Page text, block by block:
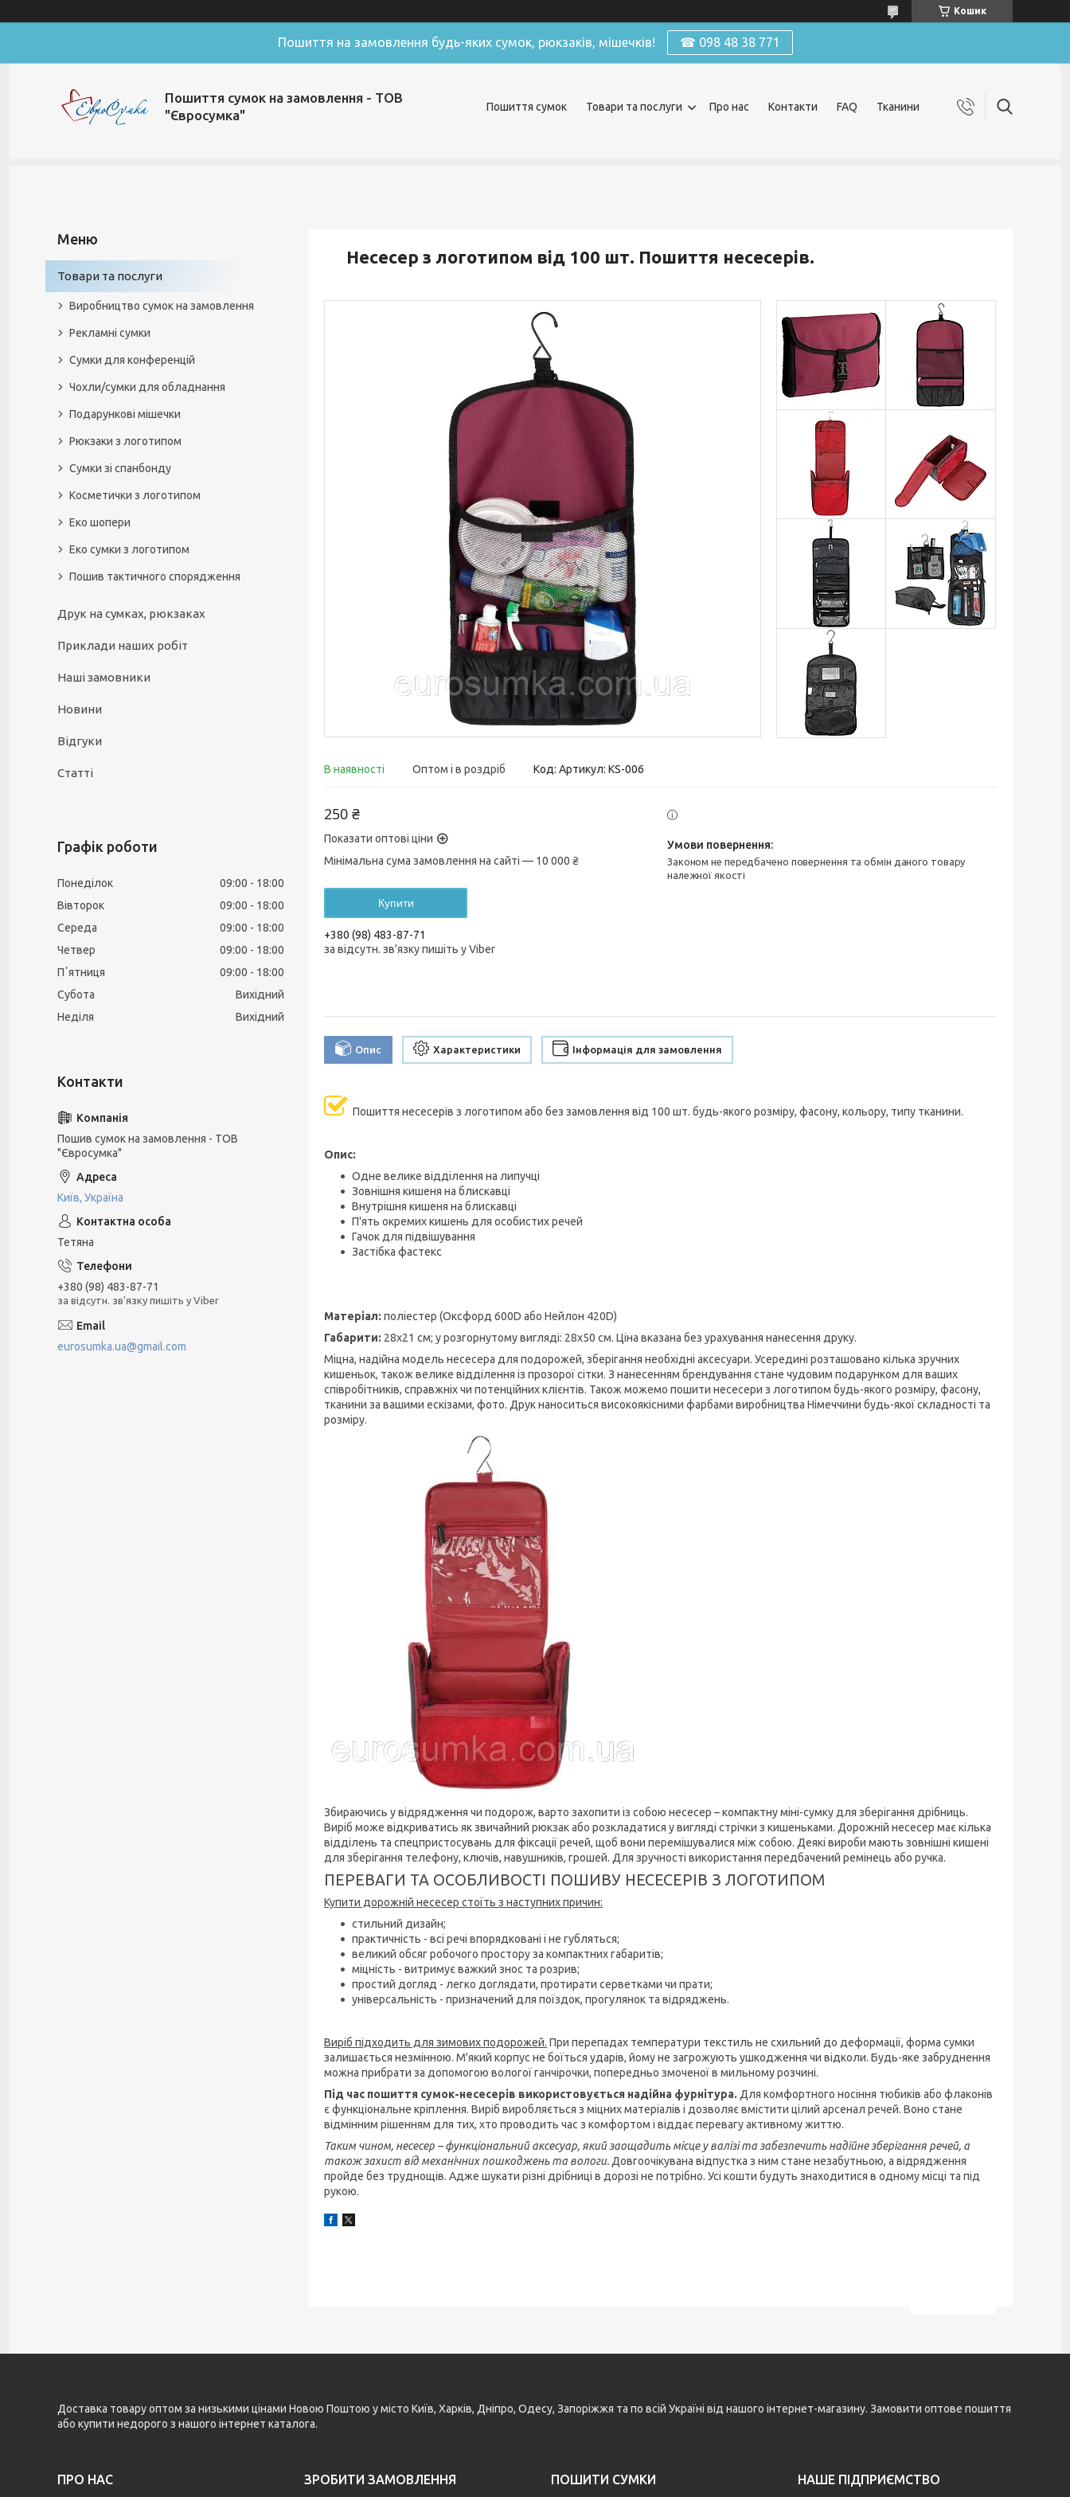
Кошик
Пошиття на замовлення будь-яких сумок, рюкзаків, мішечків! ☎ 098 48 38 771
Пошиття сумок на замовлення - ТОВ
"Євросумка"
Пошиття сумок Товари та послуги Про нас Контакти FAQ Тканини
Несесер з логотипом від 100 шт. Пошиття несесерів.
В наявності Оптом і в роздріб Код: Артикул: KS-006
250 ₴
Показати оптові ціни
Мінімальна сума замовлення на сайті — 10 000 ₴
Купити
+380 (98) 483-87-71
за відсутн. зв'язку пишіть у Viber
Законом не передбачено повернення та обмін даного товару
належної якості
Опис Характеристики Інформація для замовлення
Пошиття несесерів з логотипом або без замовлення від 100 шт. будь-якого розміру, фасону, кольору, типу тканини.
Опис:
Одне велике відділення на липучці
Зовнішня кишеня на блискавці
Внутрішня кишеня на блискавці
П'ять окремих кишень для особистих речей
Гачок для підвішування
Застібка фастекс
Матеріал: поліестер (Оксфорд 600D або Нейлон 420D)
Габарити: 28х21 см; у розгорнутому вигляді: 28х50 см. Ціна вказана без урахування нанесення друку.
Міцна, надійна модель несесера для подорожей, зберігання необхідні аксесуари. Усередині розташовано кілька зручних
кишеньок, також велике відділення із прозорої сітки. З нанесенням брендування стане чудовим подарунком для ваших
співробітників, справжніх чи потенційних клієнтів. Також можемо пошити несесери з логотипом будь-якого розміру, фасону,
тканини за вашими ескізами, фото. Друк наноситься високоякісними фарбами виробництва Німеччини будь-якої складності та
розміру.
Збираючись у відрядження чи подорож, варто захопити із собою несесер – компактну міні-сумку для зберігання дрібниць.
Виріб може відкриватись як звичайний рюкзак або розкладатися у вигляді стрічки з кишеньками. Дорожній несесер має кілька
відділень та спецпристосувань для фіксації речей, щоб вони перемішувалися між собою. Деякі вироби мають зовнішні кишені
для зберігання телефону, ключів, навушників, грошей. Для зручності використання передбачений ремінець або ручка.
ПЕРЕВАГИ ТА ОСОБЛИВОСТІ ПОШИВУ НЕСЕСЕРІВ З ЛОГОТИПОМ
Купити дорожній несесер стоїть з наступних причин:
стильний дизайн;
практичність - всі речі впорядковані і не губляться;
великий обсяг робочого простору за компактних габаритів;
міцність - витримує важкий знос та розрив;
простий догляд - легко доглядати, протирати серветками чи прати;
універсальність - призначений для поїздок, прогулянок та відряджень.
Виріб підходить для зимових подорожей. При перепадах температури текстиль не схильний до деформації, форма сумки
залишається незмінною. М'який корпус не боїться ударів, йому не загрожують ушкодження чи відколи. Будь-яке забруднення
можна прибрати за допомогою вологої ганчірочки, попередньо змоченої в мильному розчині.
Під час пошиття сумок-несесерів використовується надійна фурнітура. Для комфортного носіння тюбиків або флаконів
є функціональне кріплення. Виріб виробляється з міцних матеріалів і дозволяє вмістити цілий арсенал речей. Воно стане
відмінним рішенням для тих, хто проводить час з комфортом і віддає перевагу активному життю.
Таким чином, несесер – функціональний аксесуар, який заощадить місце у валізі та забезпечить надійне зберігання речей, а
також захист від механічних пошкоджень та вологи. Довгоочікувана відпустка з ним стане незабутньою, а відрядження
пройде без труднощів. Адже шукати різні дрібниці в дорозі не потрібно. Усі кошти будуть знаходитися в одному місці та під
рукою.
Товари та послуги
Виробництво сумок на замовлення
Рекламні сумки
Сумки для конференцій
Чохли/сумки для обладнання
Подарункові мішечки
Рюкзаки з логотипом
Сумки зі спанбонду
Косметички з логотипом
Еко шопери
Еко сумки з логотипом
Пошив тактичного спорядження
Друк на сумках, рюкзаках
Приклади наших робіт
Наші замовники
Новини
Відгуки
Статті
Графік роботи
Понеділок 09:00
18:00
Вівторок
09:00
18:00
Середа
09:00
18:00
Четвер
09:00
18:00
Пʼятниця
09:00
18:00
Субота
Вихідний
Неділя
Вихідний
Пошив сумок на замовлення - ТОВ
"Євросумка"
Київ, Україна
Тетяна
+380 (98) 483-87-71
за відсутн. зв'язку пишіть у Viber
eurosumka.ua@gmail.com
Доставка товару оптом за низькими цінами Новою Поштою у місто Київ, Харків, Дніпро, Одесу, Запоріжжя та по всій Україні від нашого інтернет-магазину. Замовити оптове пошиття
або купити недорого з нашого інтернет каталога.
ПРО НАС ЗРОБИТИ ЗАМОВЛЕННЯ ПОШИТИ СУМКИ НАШЕ ПІДПРИЄМСТВО